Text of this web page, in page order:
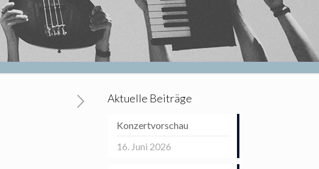
Aktuelle Beiträge
Konzertvorschau
16. Juni 2026